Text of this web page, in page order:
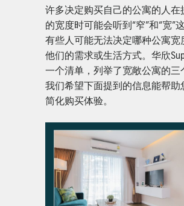
许多决定购买自己的公寓的人在
的宽度时可能会听到“窄”和“宽”
有些人可能无法决定哪种公寓宽
他们的需求或生活方式。华欣
一个清单，列举了宽敞公寓的三
我们希望下面提到的信息能帮助
简化购买体验。